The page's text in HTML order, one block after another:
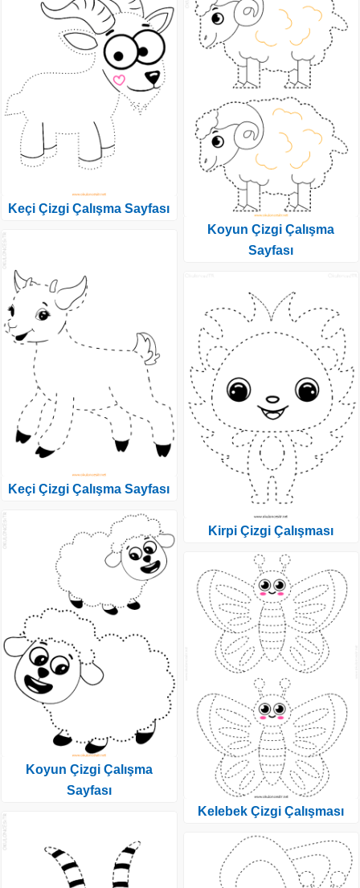
Keçi Çizgi Çalışma Sayfası
Keçi Çizgi Çalışma Sayfası
Koyun Çizgi Çalışma
Sayfası
Koyun Çizgi Çalışma
Sayfası
Kirpi Çizgi Çalışması
Kelebek Çizgi Çalışması